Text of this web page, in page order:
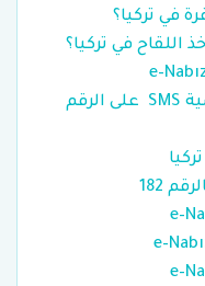
في تركيا؟
في تركيا؟
2. من خلال إرسال رسالة نصية SMS على الرقم